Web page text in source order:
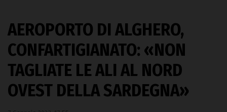
AEROPORTO DI ALGHERO,
CONFARTIGIANATO: «NON
TAGLIATE LE ALI AL NORD
OVEST DELLA SARDEGNA»